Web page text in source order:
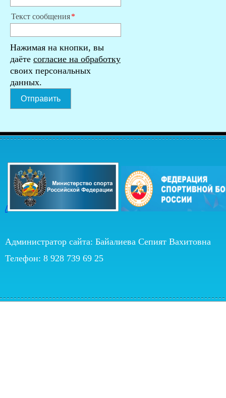
Текст сообщения
Нажимая на кнопки, вы
даёте согласие на обработку
своих персональных
данных.
Отправить
/
Администратор сайта: Байалиева Сепият Вахитовна
Телефон: 8 928 739 69 25